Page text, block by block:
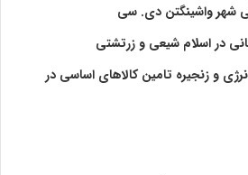
شهر واشينگتن دی. سی
در اسلام شیعی و زرتشتی
و زنجیره تامین کالاهای اساسی در